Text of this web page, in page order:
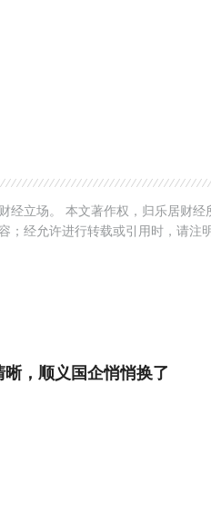
经立场。 本文著作权，归乐居财经
；经允许进行转载或引用时，请注
晰，顺义国企悄悄换了